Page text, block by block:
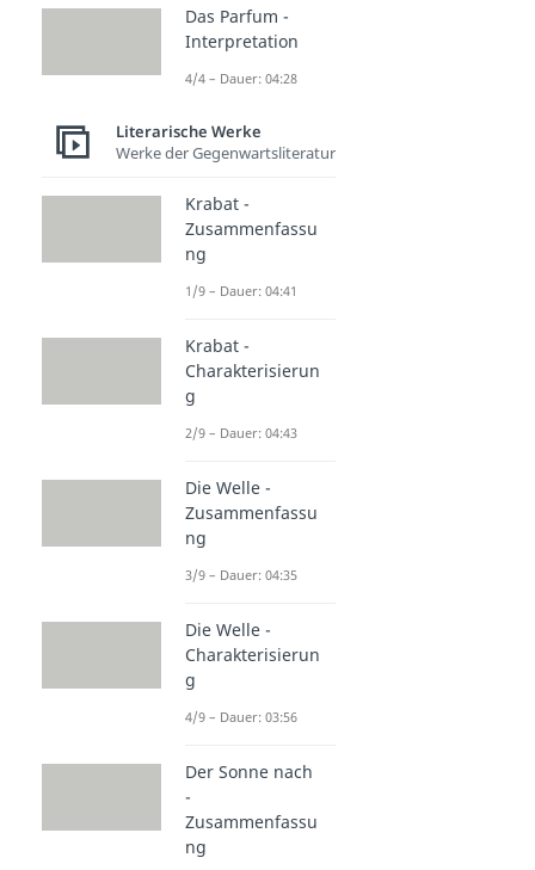
Das Parfum -
Interpretation
4/4 – Dauer: 04:28
Literarische Werke
Werke der Gegenwartsliteratur
Krabat -
Zusammenfassu
ng
1/9 – Dauer: 04:41
Krabat -
Charakterisierun
g
2/9 – Dauer: 04:43
Die Welle -
Zusammenfassu
ng
3/9 – Dauer: 04:35
Die Welle -
Charakterisierun
g
4/9 – Dauer: 03:56
Der Sonne nach
-
Zusammenfassu
ng